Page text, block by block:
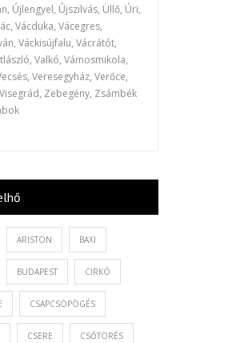
Újlengyel, Újszilvás, Üllő, Úri,
Vácduka, Vácegres,
Váckisújfalu, Vácrátót,
Valkó, Vámosmikola,
Veresegyház, Verőce,
Zebegény, Zsámbék
ARISTON BAXI
BUDAPEST CIRKÓ
CSAPCSÖPÖGÉS
CSERE CSŐTÖRÉS